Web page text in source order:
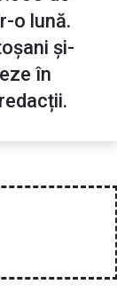
o lună.
și-
în